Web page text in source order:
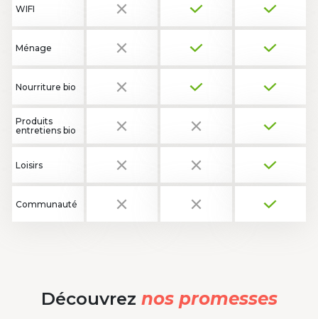
WIFI
Ménage
Nourriture bio
Produits
entretiens bio
Loisirs
Communauté
Découvrez nos promesses